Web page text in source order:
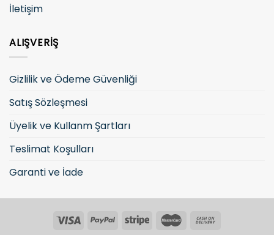
İletişim
ALIŞVERIŞ
Gizlilik ve Ödeme Güvenliği
Satış Sözleşmesi
Üyelik ve Kullanm Şartları
Teslimat Koşulları
Garanti ve İade